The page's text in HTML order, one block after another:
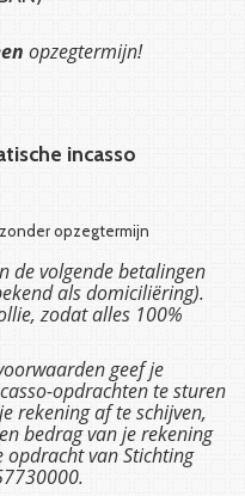
opzegtermijn!
incasso
opzegtermijn
de volgende betalingen
alsdomiciliëring).
zodat alles 100%
geef je
opdrachten te sturen
rekening af te schijven,
bedrag van je rekening
opdracht van Stichting